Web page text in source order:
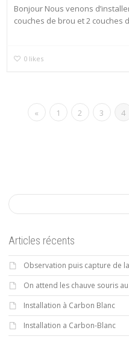
Bonjour Nous venons
couches de brou et 2 couches
0 likes
« 1 2 3 4
Articles récents
Observation puis capture de
On attend les chauve souris
Installation à Carbon Blanc
Installation a Carbon-Blanc